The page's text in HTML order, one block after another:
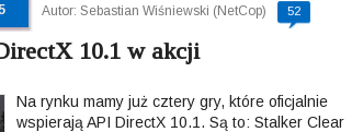
Autor: Sebastian Wiśniewski (NetCop) 52
10.1 w akcji
Na rynku mamy już cztery gry, które oficjalnie
wspierają API DirectX 10.1. Są to: Stalker Clear